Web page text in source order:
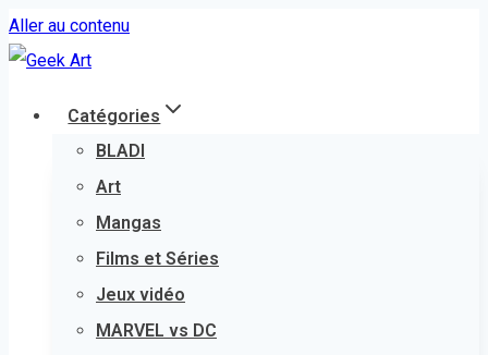
Aller au contenu
Catégories
BLADI
Art
Mangas
Films et Séries
Jeux vidéo
MARVEL vs DC